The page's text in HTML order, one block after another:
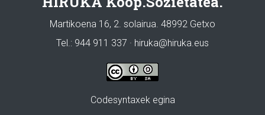
Martikoena 16, 2. solairua. 48992 Getxo
Tel.: 944 911 337 · hiruka@hiruka.eus
Codesyntaxek egina